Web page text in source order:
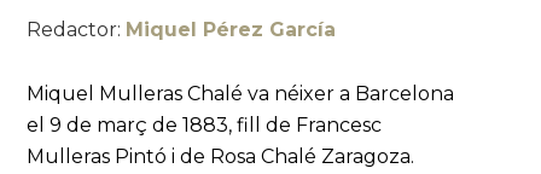
Redactor: Miquel Pérez García
Miquel Mulleras Chalé va néixer a Barcelona
el 9 de març de 1883, fill de Francesc
Mulleras Pintó i de Rosa Chalé Zaragoza.